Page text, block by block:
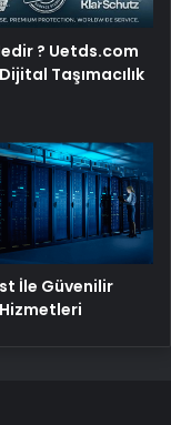
? Uetds.com
Dijital Taşımacılık
İle Güvenilir